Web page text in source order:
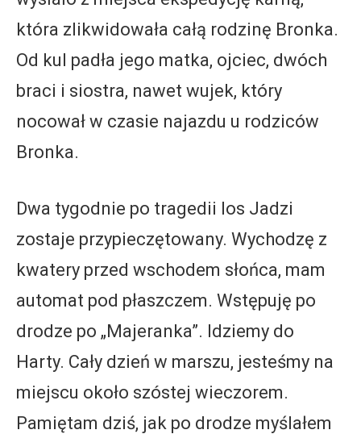
która zlikwidowała całą rodzinę Bronka.
Od kul padła jego matka, ojciec, dwóch
braci i siostra, nawet wujek, który
nocował w czasie najazdu u rodziców
Bronka.
Dwa tygodnie po tragedii los Jadzi
zostaje przypieczętowany. Wychodzę z
kwatery przed wschodem słońca, mam
automat pod płaszczem. Wstępuję po
drodze po „Majeranka”. Idziemy do
Harty. Cały dzień w marszu, jesteśmy na
miejscu około szóstej wieczorem.
Pamiętam dziś, jak po drodze myślałem